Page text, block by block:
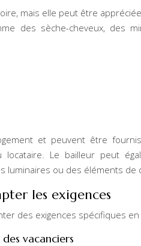
mais elle peut être
des sèche-cheveux, des
et peuvent être
Le bailleur peut
luminaires ou des éléments de
les exigences
des exigences spécifiques
vacanciers